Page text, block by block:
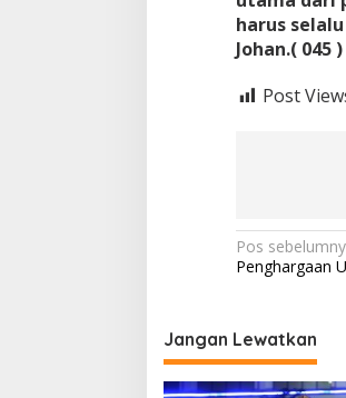
harus
Johan.( 045 )
Post
pos
Pos
Penghargaan
Jangan Lewatkan